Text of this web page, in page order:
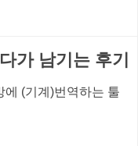
가 남기는 후기
에 (기계)번역하는 툴